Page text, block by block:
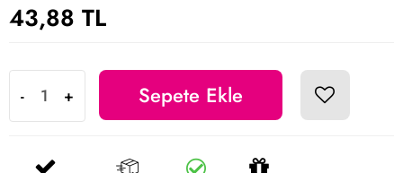
43,88 TL
- + Sepete Ekle